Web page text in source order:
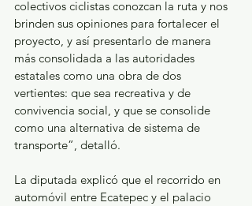
colectivos ciclistas conozcan la ruta y nos
brinden sus opiniones para fortalecer el
proyecto, y así presentarlo de manera
más consolidada a las autoridades
estatales como una obra de dos
vertientes: que sea recreativa y de
convivencia social, y que se consolide
como una alternativa de sistema de
transporte”, detalló.
La diputada explicó que el recorrido en
automóvil entre Ecatepec y el palacio